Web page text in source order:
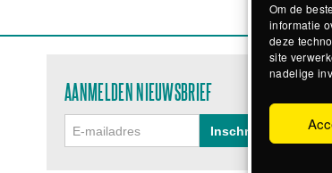
Om de
informatie
deze
site
nadelige
AANMELDEN NIEUWSBRIEF